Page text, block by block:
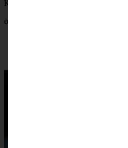
Karamellsauce
oder Marmelade nach Wahl